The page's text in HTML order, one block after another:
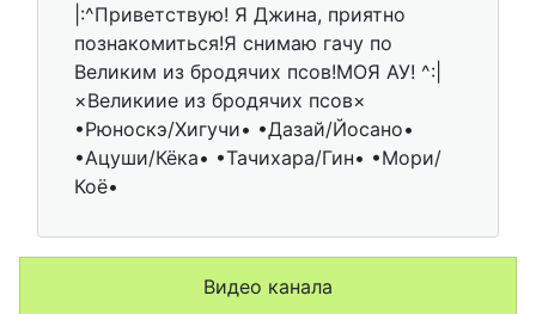
|:^Приветствую! Я Джина, приятно
познакомиться!Я снимаю гачу по
Великим из бродячих псов!МОЯ АУ! ^:|
×Великиие из бродячих псов×
•Рюноскэ/Хигучи• •Дазай/Йосано•
•Ацуши/Кёка• •Тачихара/Гин• •Мори/
Коё•
Видео канала